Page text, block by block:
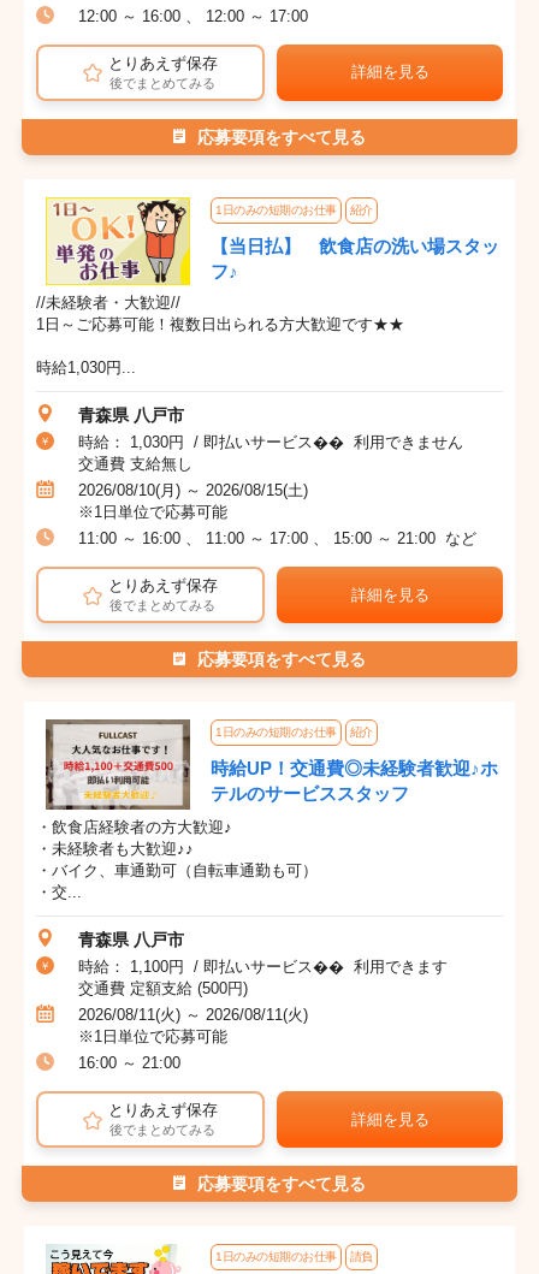
12:00 ～ 16:00 、 12:00 ～ 17:00
とりあえず保存
後でまとめてみる
詳細を見る
応募要項をすべて見る
1日のみの短期のお仕事 紹介
【当日払】 飲食店の洗い場スタッ
フ♪
//未経験者・大歓迎//
1日～ご応募可能！複数日出られる方大歓迎です★★
時給1,030円...
青森県 八戸市
時給： 1,030円 / 即払いサービス�� 利用できません
交通費 支給無し
2026/08/10(月) ～ 2026/08/15(土)
※1日単位で応募可能
11:00 ～ 16:00 、 11:00 ～ 17:00 、 15:00 ～ 21:00 など
とりあえず保存
後でまとめてみる
詳細を見る
応募要項をすべて見る
1日のみの短期のお仕事 紹介
時給UP！交通費◎未経験者歓迎♪ホ
テルのサービススタッフ
・飲食店経験者の方大歓迎♪
・未経験者も大歓迎♪♪
・バイク、車通勤可（自転車通勤も可）
・交...
青森県 八戸市
時給： 1,100円 / 即払いサービス�� 利用できます
交通費 定額支給 (500円)
2026/08/11(火) ～ 2026/08/11(火)
※1日単位で応募可能
16:00 ～ 21:00
とりあえず保存
後でまとめてみる
詳細を見る
応募要項をすべて見る
1日のみの短期のお仕事 請負